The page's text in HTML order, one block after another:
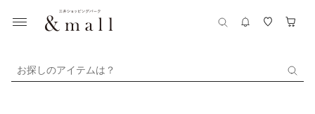
お探しのアイテムは？